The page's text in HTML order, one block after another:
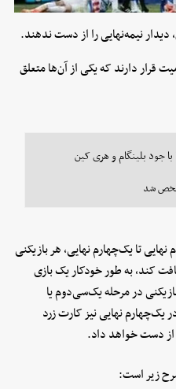
نیمه‌نهایی را از دست ندهند.
محرومیت قرار دارند که یکی از آن‌ها متعلق
شد
تا یک‌چهارم نهایی، هر بازیکنی
کند، به طور خودکار یک بازی
در مرحله یک‌سی‌دوم یا
یک‌چهارم نهایی نیز کارت زرد
از دست خواهد داد.
زیر است: